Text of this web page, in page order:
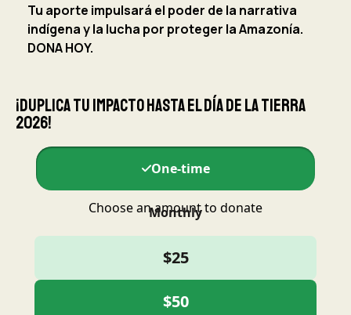
Tu aporte impulsará el poder de la narrativa
indígena y la lucha por proteger la Amazonía.
DONA HOY.
¡Duplica tu impacto hasta el Día de la Tierra
2026!